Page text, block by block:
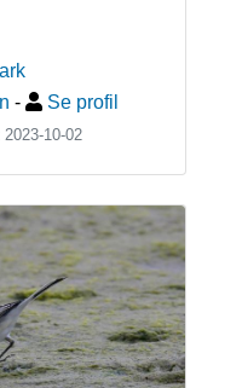
- Se profil
2023-10-02